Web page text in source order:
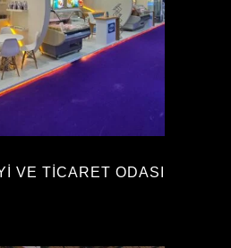
VE TİCARET ODASI